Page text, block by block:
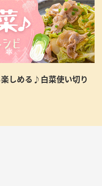
しめる♪白菜使い切り